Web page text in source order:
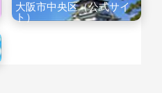
大阪市中央区（公式サイ
ト）